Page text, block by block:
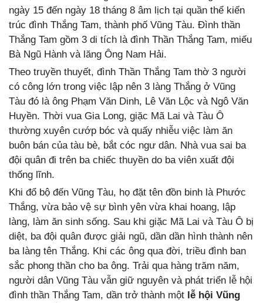
ngày 15 đến ngày 18 tháng 8 âm lịch tại quần thể kiến
trúc đình Thắng Tam, thành phố Vũng Tàu. Đình thần
Thắng Tam gồm 3 di tích là đình Thần Thắng Tam, miếu
Bà Ngũ Hành và lăng Ông Nam Hải.
Theo truyền thuyết, đình Thần Thắng Tam thờ 3 người
có công lớn trong việc lập nên 3 làng Thắng ở Vũng
Tàu đó là ông Phạm Văn Dinh, Lê Văn Lộc và Ngô Văn
Huyền. Thời vua Gia Long, giặc Mã Lai và Tàu Ô
thường xuyên cướp bóc và quấy nhiễu việc làm ăn
buôn bán của tàu bè, bắt cóc ngư dân. Nhà vua sai ba
đội quân đi trên ba chiếc thuyền do ba viên xuất đội
thống lĩnh.
Khi đổ bộ đến Vũng Tàu, họ đặt tên đồn binh là Phước
Thắng, vừa bảo vệ sự bình yên vừa khai hoang, lập
làng, làm ăn sinh sống. Sau khi giặc Mã Lai và Tàu Ô bị
diệt, ba đội quân được giải ngũ, dần dần hình thành nên
ba làng tên Thắng. Khi các ông qua đời, triều đình ban
sắc phong thần cho ba ông. Trải qua hàng trăm năm,
người dân Vũng Tàu vẫn giữ nguyên và phát triển lễ hội
đình thần Thắng Tam, dần trở thành một lễ hội Vũng